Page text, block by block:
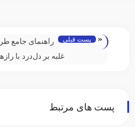
« پست قبلی
راهنمای جامع
غلبه بر دل‌درد با
پست های مرتبط